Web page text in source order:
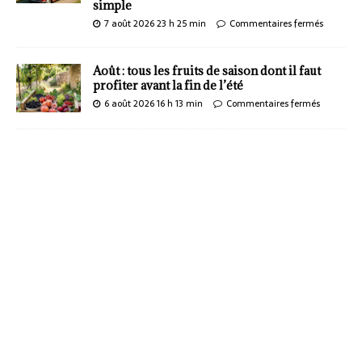
simple
7 août 2026 23 h 25 min Commentaires fermés
Août : tous les fruits de saison dont il faut
profiter avant la fin de l’été
6 août 2026 16 h 13 min Commentaires fermés